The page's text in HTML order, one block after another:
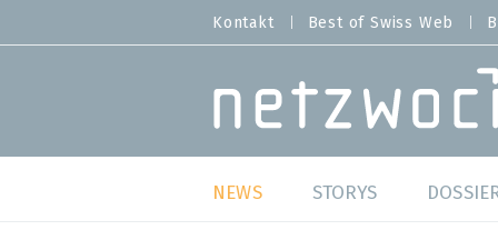
zum
MENU
Kontakt Best of Swiss Web
MAIN NAVIGATION
NEWS STORYS